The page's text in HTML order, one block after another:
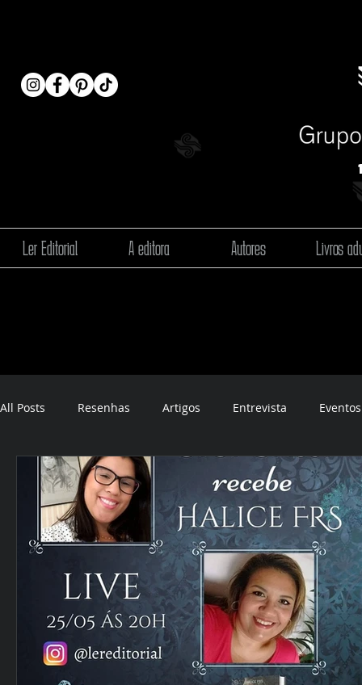
Ler Editorial A editora Autores Livros
All Posts Resenhas Artigos Entrevista Eventos
ebook audiobook